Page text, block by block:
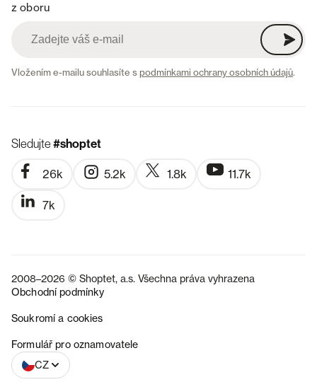
z oboru
Vložením e-mailu souhlasíte spodmínkami ochrany osobních údajů.
Sledujte#shoptet
26k 5.2k 1.8k 11.7k
7k
2008–2026 © Shoptet, a.s. Všechna práva vyhrazena
Obchodní podmínky
Soukromí a cookies
Formulář pro oznamovatele
CZ